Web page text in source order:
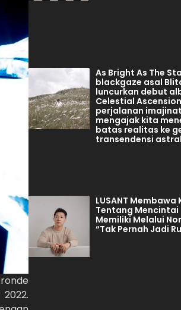
As Bright As The
blackgaze asal
luncurkan debut
Celestial
perjalanan
mengajak kita
batas realitas ke
transendensi astral
LUSANT Membawa
Tentang Mencintai
Memiliki Melalui
“Tak Pernah Jadi